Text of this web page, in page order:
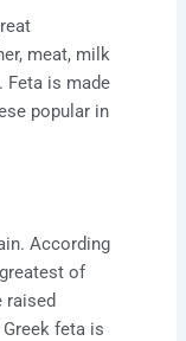
meat, milk
Feta is made
popular in
According
of
raised
feta is